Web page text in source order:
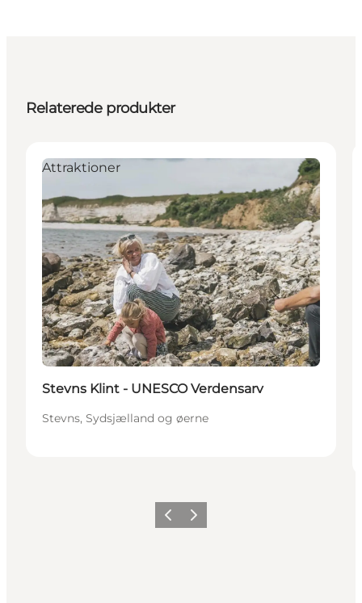
Relaterede produkter
Attraktioner
Stevns Klint - UNESCO Verdensarv
Stevns, Sydsjælland og øerne
ForrigeNæste